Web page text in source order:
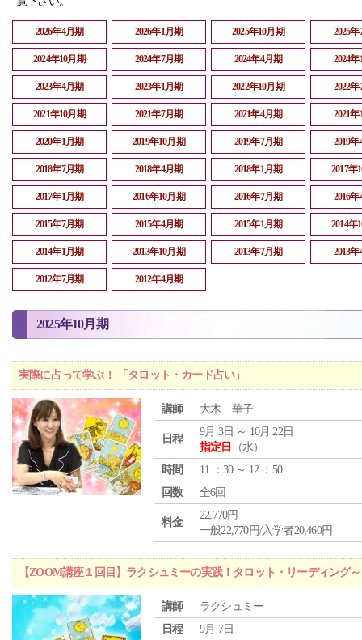
2026年4月期 2026年1月期 2025年10月期 2025
2024年10月期 2024年7月期 2024年4月期 2024
2023年4月期 2023年1月期 2022年10月期 2022
2021年10月期 2021年7月期 2021年4月期 2021
2020年1月期 2019年10月期 2019年7月期 2019
2018年7月期 2018年4月期 2018年1月期 2017年
2017年1月期 2016年10月期 2016年7月期 2016
2015年7月期 2015年4月期 2015年1月期 2014年
2014年1月期 2013年10月期 2013年7月期 2013
2012年7月期 2012年4月期
2025年10月期
実際に占って学ぶ！ 「タロット・カード占い」
講師 大木 華子
日程
9月 3日 ～ 10月 22日
指定日
（水）
時間
11 ：30 ～ 12 ：50
回数
全6回
料金
22,770円
一般22,770円/入学者20,460円
【ZOOM講座１回目】ラクシュミーの実践！タロット・リーディング
講師
ラクシュミー
日程
9月 7日